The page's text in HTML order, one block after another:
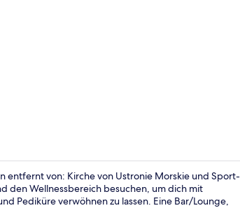
entfernt von: Kirche von Ustronie Morskie und Sport-
den Wellnessbereich besuchen, um dich mit
Pediküre verwöhnen zu lassen. Eine Bar/Lounge,